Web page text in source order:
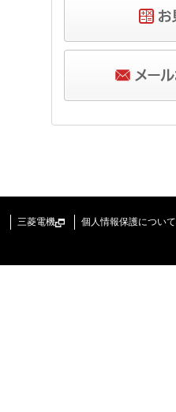
三菱電機 個人情報保護について